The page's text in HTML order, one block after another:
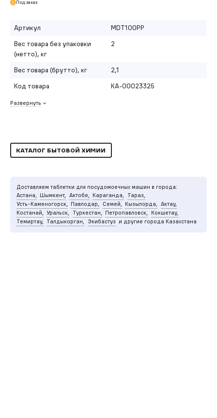
Под заказ
Артикул
MDT100PP
Вес товара без упаковки
(нетто), кг
2
Вес товара (брутто), кг
2,1
Код товара
КА-00023325
Развернуть
КАТАЛОГ БЫТОВОЙ ХИМИИ
Доставляем таблетки для посудомоечных машин в города:
Астана, Шымкент, Актобе, Караганда,
Тараз,
Усть-Каменогорск, Павлодар, Семей, Кызылорда, Актау,
Костанай, Уральск, Туркестан, Петропавловск,
Кокшетау,
Темиртау, Талдыкорган, Экибастуз и другие города Казахстана